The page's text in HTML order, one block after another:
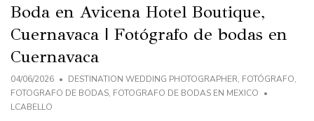
Boda en Avicena Hotel Boutique,
Cuernavaca | Fotógrafo de bodas en
Cuernavaca
04/06/2026 DESTINATION WEDDING PHOTOGRAPHER, FOTÓGRAFO,
FOTOGRAFO DE BODAS, FOTOGRAFO DE BODAS EN MEXICO
LCABELLO